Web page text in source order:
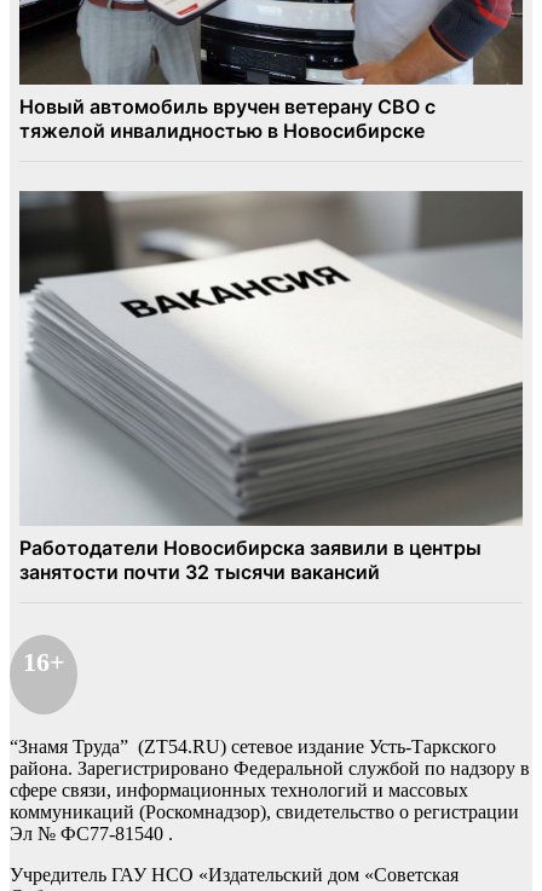
16+
“Знамя Труда” (ZT54.RU) сетевое издание Усть-Таркского
района. Зарегистрировано Федеральной службой по надзору в
сфере связи, информационных технологий и массовых
коммуникаций (Роскомнадзор), свидетельство о регистрации
Эл № ФС77-81540 .
Учредитель ГАУ НСО «Издательский дом «Советская